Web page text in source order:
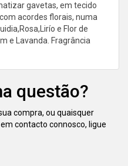
gavetas, em tecido
acordes florais, numa
e Flor de
e Lavanda. Fragrância
questão?
compra, ou quaisquer
contacto connosco, ligue